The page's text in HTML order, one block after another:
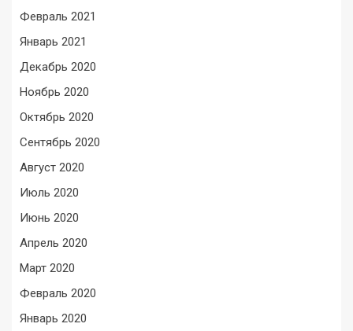
Февраль 2021
Январь 2021
Декабрь 2020
Ноябрь 2020
Октябрь 2020
Сентябрь 2020
Август 2020
Июль 2020
Июнь 2020
Апрель 2020
Март 2020
Февраль 2020
Январь 2020